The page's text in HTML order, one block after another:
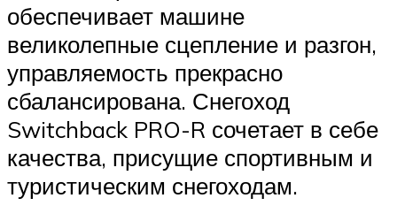
обеспечивает машине
великолепные сцепление и разгон,
управляемость прекрасно
сбалансирована. Снегоход
Switchback PRO-R сочетает в себе
качества, присущие спортивным и
туристическим снегоходам.